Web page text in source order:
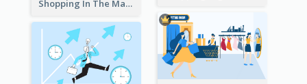
Shopping In The Mall Illustration